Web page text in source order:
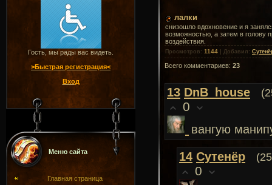
Гость, мы рады вас видеть.
>Быстрая регистрация<
Вход
Меню сайта
Главная страница
лалки
снизошло вдохновение и я
возможностью, а затем в голову
воздействия.
Просмотров : 1144 Добавил :
Всего комментариев: 23
13 DnB_house
0
вангую
14 Сутенёр
0